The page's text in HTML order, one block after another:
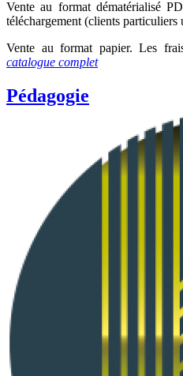
Vente au format dématérialisé
téléchargement (clients particuliers
Vente au format papier. Les
catalogue complet
Pédagogie